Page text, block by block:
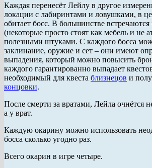
Каждая перенесёт Лейлу в другое
локации с лабиринтами и ловушками, в
обитает босс. В большинстве
(некоторые просто стоят как мебель и не
полезными штуками. С каждого босса
заклинание, оружие и сет – они имеют
выпадения, который можно повысить
каждого гарантированно выпадает
необходимый для квеста близнецов и
концовки.
После смерти за вратами, Лейла очнётся
а у врат.
Каждую окарину можно использовать
босса сколько угодно раз.
Всего окарин в игре четыре.